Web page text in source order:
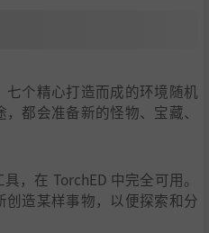
个精心打造而成的环境随机
都会准备新的怪物、宝藏、
，在 TorchED 中完全可用。
造某样事物，以便探索和分